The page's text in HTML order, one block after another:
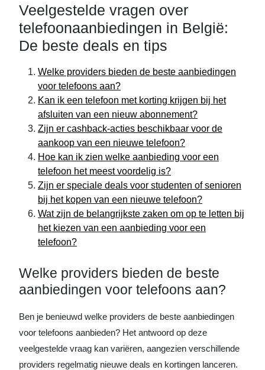
Veelgestelde vragen over
telefoonaanbiedingen in België:
De beste deals en tips
Welke providers bieden de beste aanbiedingen
voor telefoons aan?
Kan ik een telefoon met korting krijgen bij het
afsluiten van een nieuw abonnement?
Zijn er cashback-acties beschikbaar voor de
aankoop van een nieuwe telefoon?
Hoe kan ik zien welke aanbieding voor een
telefoon het meest voordelig is?
Zijn er speciale deals voor studenten of senioren
bij het kopen van een nieuwe telefoon?
Wat zijn de belangrijkste zaken om op te letten bij
het kiezen van een aanbieding voor een
telefoon?
Welke providers bieden de beste
aanbiedingen voor telefoons aan?
Ben je benieuwd welke providers de beste aanbiedingen
voor telefoons aanbieden? Het antwoord op deze
veelgestelde vraag kan variëren, aangezien verschillende
providers regelmatig nieuwe deals en kortingen lanceren.